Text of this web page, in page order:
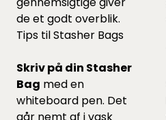
de et godt overblik.
Tips til Stasher Bags
Skriv på din Stasher
Bag med en
whiteboard pen. Det
går nemt af i vask